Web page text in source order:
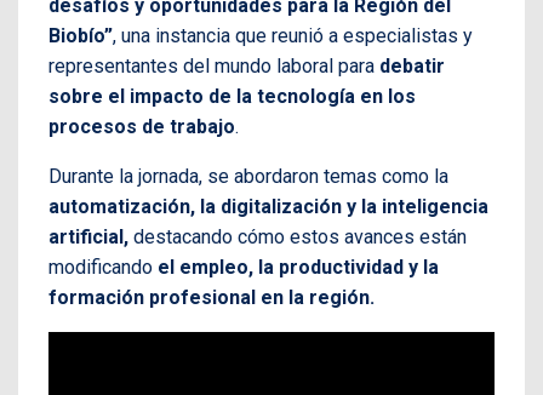
desafíos y oportunidades para la Región del
Biobío”, una instancia que reunió a especialistas y
representantes del mundo laboral para debatir
sobre el impacto de la tecnología en los
procesos de trabajo.
Durante la jornada, se abordaron temas como la
automatización, la digitalización y la inteligencia
artificial, destacando cómo estos avances están
modificando el empleo, la productividad y la
formación profesional en la región.